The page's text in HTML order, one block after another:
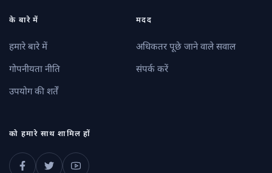
के बारे में
हमारे बारे में
गोपनीयता नीति
उपयोग की शर्तें
मदद
अधिकतर पूछे जाने वाले सवाल
संपर्क करें
को हमारे साथ शामिल हों